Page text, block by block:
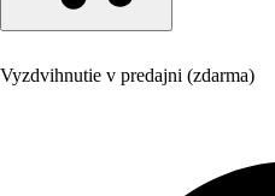
Vyzdvihnutie v predajni (zdarma)